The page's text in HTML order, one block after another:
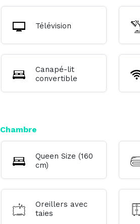
Télévision
Canapé-lit
convertible
Chambre
Queen Size (160
cm)
Oreillers avec
taies